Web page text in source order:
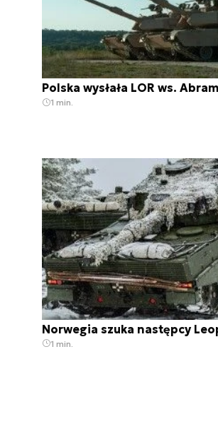
Polska wysłała LOR ws.
1 min.
Norwegia szuka następcy
1 min.